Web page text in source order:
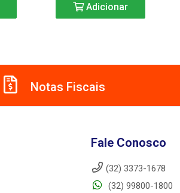
Adicionar
Notas Fiscais
Fale Conosco
(32) 3373-1678
(32) 99800-1800